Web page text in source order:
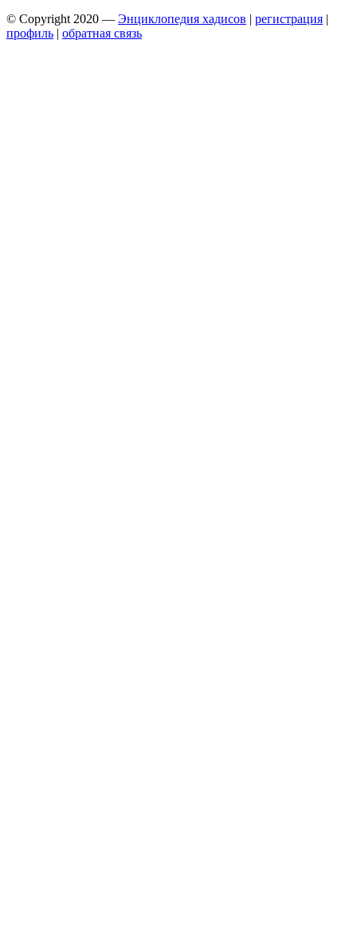
© Copyright 2020 — Энциклопедия хадисов | регистрация |
профиль | обратная связь